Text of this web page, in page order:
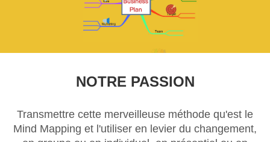
NOTRE PASSION
Transmettre cette merveilleuse méthode qu'est le
Mind Mapping et l'utiliser en levier du changement,